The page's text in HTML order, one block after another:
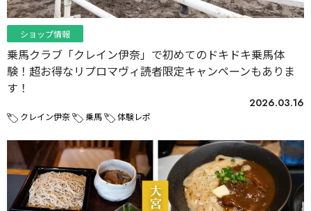
ショップ情報
乗馬クラブ「クレイン伊奈」で初めてのドキドキ乗馬体
験！超お得なリプロマヴィ読者限定キャンペーンもありま
す！
2026.03.16
クレイン伊奈 乗馬 体験レポ